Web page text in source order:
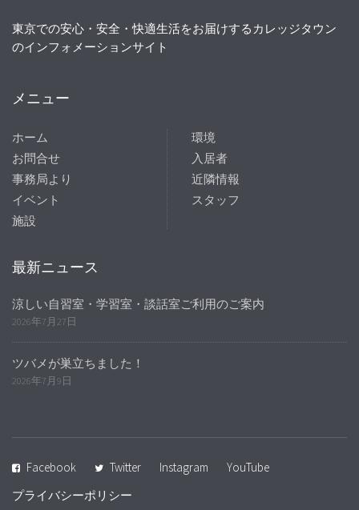
東京での安心・安全・快適生活をお届けするカレッジタウン
のインフォメーションサイト
メニュー
ホーム
お問合せ
事務局より
イベント
施設
環境
入居者
近隣情報
スタッフ
最新ニュース
涼しい自習室・学習室・談話室ご利用のご案内
2026年7月27日
ツバメが巣立ちました！
2026年7月9日
Facebook Twitter Instagram
YouTube
プライバシーポリシー